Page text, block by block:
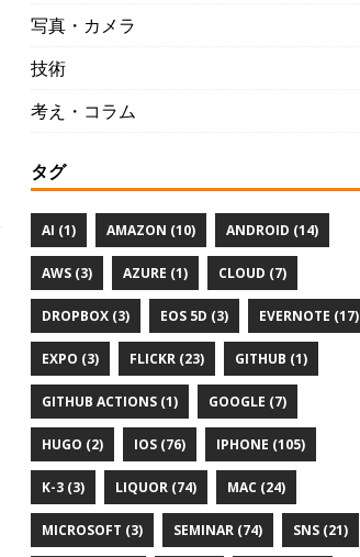
写真・カメラ
技術
考え・コラム
タグ
AI (1) AMAZON (10) ANDROID (14)
AWS (3) AZURE (1) CLOUD (7)
DROPBOX (3) EOS 5D (3) EVERNOTE (17)
EXPO (3) FLICKR (23) GITHUB (1)
GITHUB ACTIONS (1) GOOGLE (7)
HUGO (2) IOS (76) IPHONE (105)
K-3 (3) LIQUOR (74) MAC (24)
MICROSOFT (3) SEMINAR (74) SNS (21)